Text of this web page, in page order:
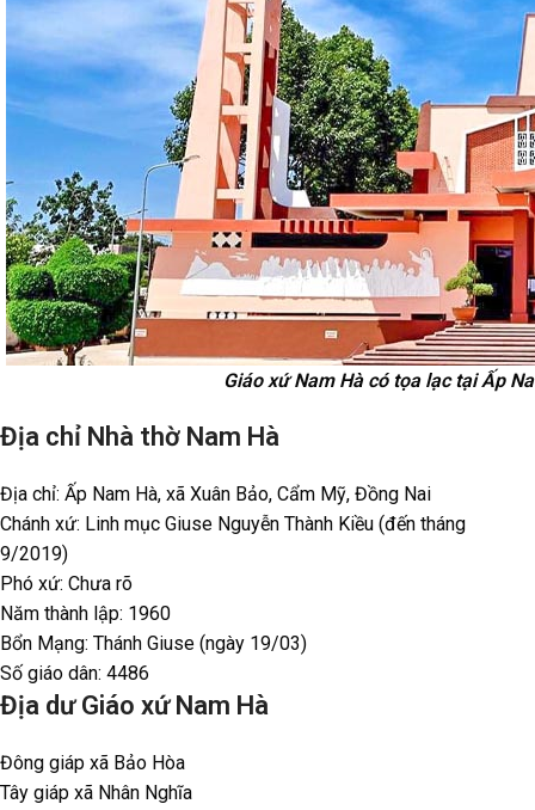
Giáo xứ Nam Hà có tọa lạc tại Ấp
Địa chỉ Nhà thờ Nam Hà
Địa chỉ: Ấp Nam Hà, xã Xuân Bảo, Cẩm Mỹ, Đồng Nai
Chánh xứ: Linh mục Giuse Nguyễn Thành Kiều (đến tháng
9/2019)
Phó xứ: Chưa rõ
Năm thành lập: 1960
Bổn Mạng: Thánh Giuse (ngày 19/03)
Số giáo dân: 4486
Địa dư Giáo xứ Nam Hà
Đông giáp xã Bảo Hòa
Tây giáp xã Nhân Nghĩa